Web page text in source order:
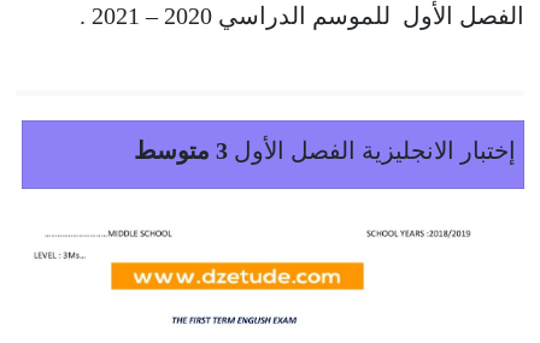
الفصل الأول للموسم الدراسي 2020 – 2021 .
إختبار الانجليزية الفصل الأول 3 متوسط